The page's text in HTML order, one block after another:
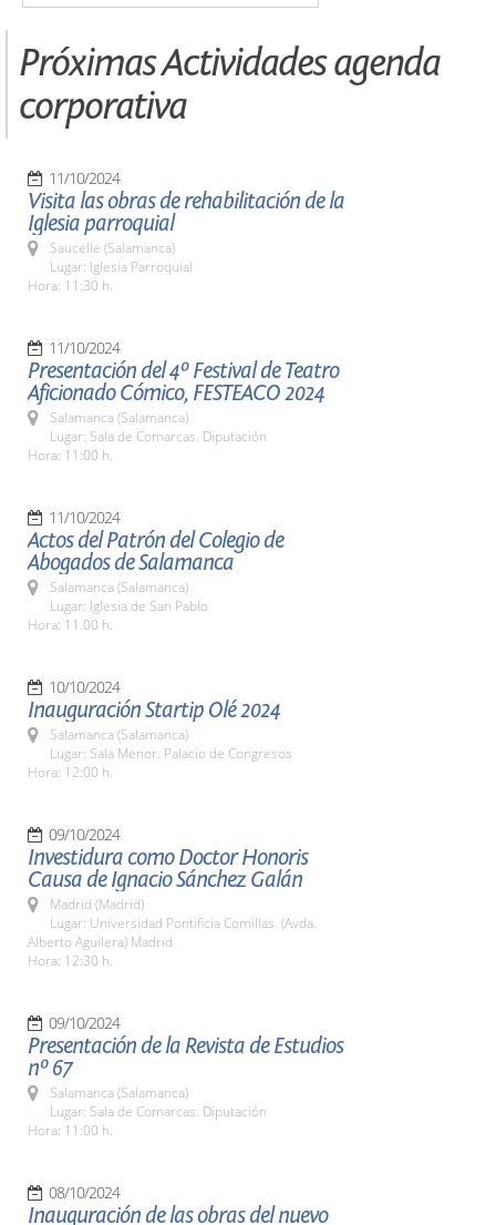
Próximas Actividades agenda
corporativa
11/10/2024
Visita las obras de rehabilitación de la
Iglesia parroquial
Saucelle (Salamanca)
Lugar: Iglesia Parroquial
Hora: 11:30 h.
11/10/2024
Presentación del 4º Festival de Teatro
Aficionado Cómico, FESTEACO 2024
Salamanca (Salamanca)
Lugar: Sala de Comarcas. Diputación
Hora: 11:00 h.
11/10/2024
Actos del Patrón del Colegio de
Abogados de Salamanca
Salamanca (Salamanca)
Lugar: Iglesia de San Pablo
Hora: 11.00 h.
10/10/2024
Inauguración Startip Olé 2024
Salamanca (Salamanca)
Lugar: Sala Menor. Palacio de Congresos
Hora: 12:00 h.
09/10/2024
Investidura como Doctor Honoris
Causa de Ignacio Sánchez Galán
Madrid (Madrid)
Lugar: Universidad Pontificia Comillas. (Avda.
Alberto Aguilera) Madrid
Hora: 12:30 h.
09/10/2024
Presentación de la Revista de Estudios
nº 67
Salamanca (Salamanca)
Lugar: Sala de Comarcas. Diputación
Hora: 11:00 h.
08/10/2024
Inauguración de las obras del nuevo